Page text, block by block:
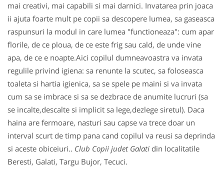
mai creativi, mai capabili si mai darnici. Invatarea prin joaca
ii ajuta foarte mult pe copii sa descopere lumea, sa gaseasca
raspunsuri la modul in care lumea "functioneaza": cum apar
florile, de ce ploua, de ce este frig sau cald, de unde vine
apa, de ce e noapte.Aici copilul dumneavoastra va invata
regulile privind igiena: sa renunte la scutec, sa foloseasca
toaleta si hartia igienica, sa se spele pe maini si va invata
cum sa se imbrace si sa se dezbrace de anumite lucruri (sa
se incalte,descalte si implicit sa lege,dezlege siretul). Daca
haina are fermoare, nasturi sau capse va trece doar un
interval scurt de timp pana cand copilul va reusi sa deprinda
si aceste obiceiuri.. Club Copii judet Galati din localitatile
Beresti, Galati, Targu Bujor, Tecuci.